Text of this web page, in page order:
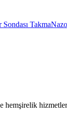
Sondası Takma
hemşirelik